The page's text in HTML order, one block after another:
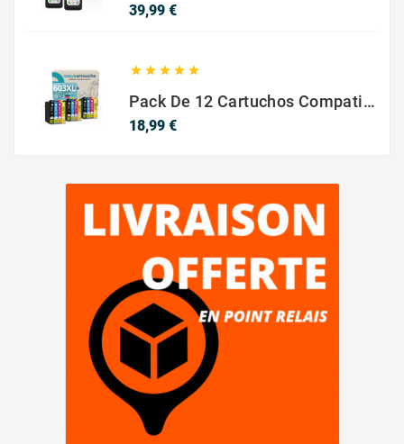
39,99 €Precio
    
Pack De 12 Cartuchos Compatibles EPSON 603XL
18,99 €Precio